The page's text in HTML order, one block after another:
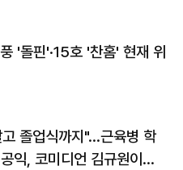
'돌핀'·15호 '찬홈' 현재 위
졸업식까지"…근육병 학
익, 코미디언 김규원이었